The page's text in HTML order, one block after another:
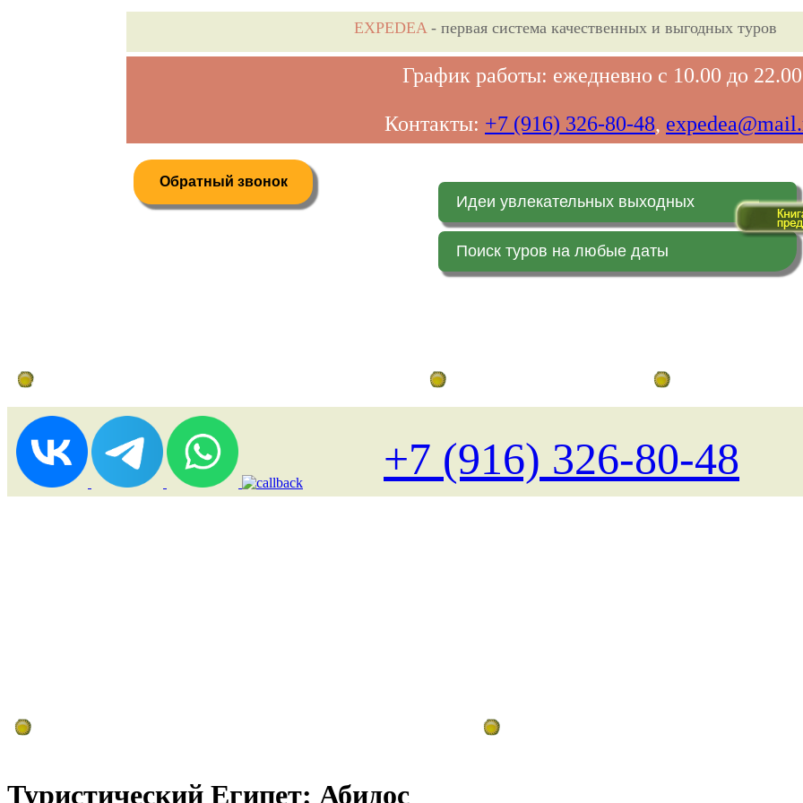
EXPEDEA- первая система качественных и выгодных туров
График работы: ежедневно с 10.00 до 22.00
Контакты: +7 (916) 326-80-48,
Обратный звонок
Идеи увлекательных выходных
Поиск туров на любые даты
Дистанционное бронирование туров
+7 (916) 326-80-48
Туристический Египет: Абидос